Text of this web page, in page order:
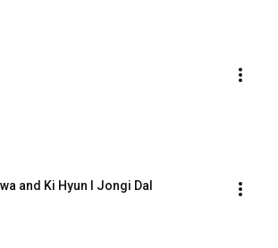
and Ki Hyun l Jongi Dal